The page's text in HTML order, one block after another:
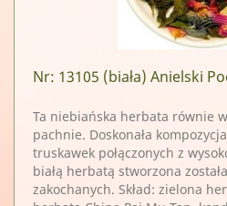
Nr: 13105 (biała) Anielski
Ta niebiańska herbata równie
pachnie. Doskonała
truskawek połączonych z
białą herbatą stworzona
zakochanych. Skład: zielona